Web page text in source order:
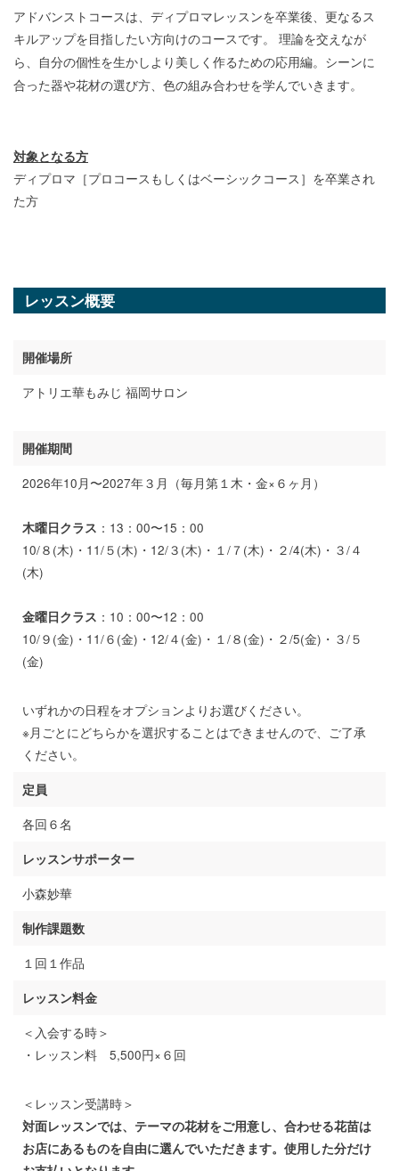
アドバンストコースは、ディプロマレッスンを卒業後、更なるス
キルアップを目指したい方向けのコースです。 理論を交えなが
ら、自分の個性を生かしより美しく作るための応用編。 シーンに
合った器や花材の選び方、色の組み合わせを学んでいきます。
対象となる方
ディプロマ［プロコースもしくはベーシックコース］を卒業され
た方
レッスン概要
開催場所
アトリエ華もみじ 福岡サロン
開催期間
2026年10月〜2027年３月（毎月第１木・金×６ヶ月）
木曜日クラス ：13：00〜15：00
10/８(木)・11/５(木)・12/３(木)・１/７(木)・２/4(木)・３/４
(木)
金曜日クラス ：10：00〜12：00
10/９(金)・11/６(金)・12/４(金)・１/８(金)・２/5(金)・３/５
(金)
いずれかの日程をオプションよりお選びください。
※月ごとにどちらかを選択することはできませんので、ご了承
ください。
定員
各回６名
レッスンサポーター
小森妙華
制作課題数
１回１作品
レッスン料金
＜入会する時＞
・レッスン料 5,500円×６回
＜レッスン受講時＞
対面レッスンでは、テーマの花材をご用意し、合わせる花苗は
お店にあるものを自由に選んでいただきます。使用した分だけ